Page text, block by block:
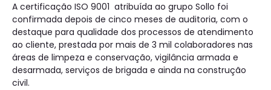
A certificação ISO 9001 atribuída ao grupo Sollo foi
confirmada depois de cinco meses de auditoria, com o
destaque para qualidade dos processos de atendimento
ao cliente, prestada por mais de 3 mil colaboradores nas
áreas de limpeza e conservação, vigilância armada e
desarmada, serviços de brigada e ainda na construção
civil.